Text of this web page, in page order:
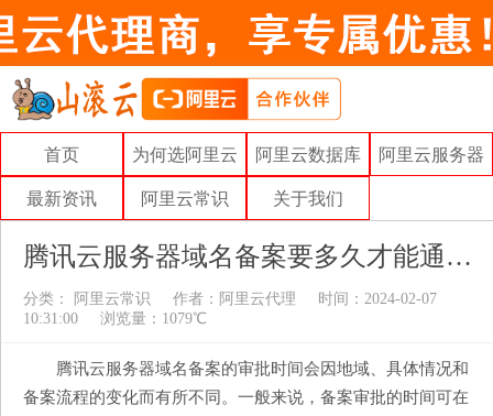
首页 为何选阿里云 阿里云数据库 阿里云服务器
最新资讯 阿里云常识 关于我们
腾讯云服务器域名备案要多久才能通过呢
分类： 阿里云常识 作者： 阿里云代理
时间：2024-02-07
10:31:00
浏览量：1079℃
腾讯云服务器域名备案的审批时间会因地域、具体情况和
备案流程的变化而有所不同。一般来说，备案审批的时间可在